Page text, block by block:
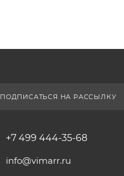
ПОДПИСАТЬСЯ НА РАССЫЛКУ
+7 499 444-35-68
info@vimarr.ru